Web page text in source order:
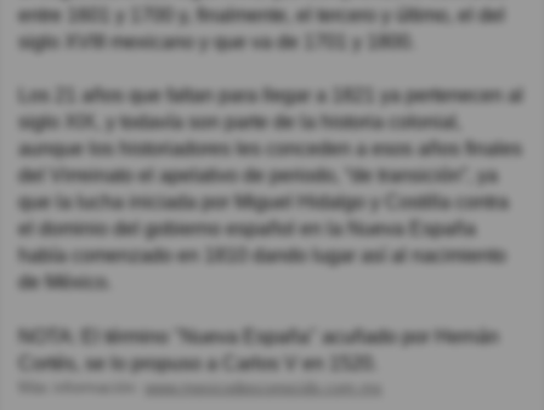
entre 1601 y 1700 y, finalmente, el tercero y último, el del
siglo XVIII mexicano y que va de 1701 y 1800.
Los 21 años que faltan para llegar a 1821 ya pertenecen al
siglo XIX, y todavía son parte de la historia colonial,
aunque los historiadores les conceden a esos años finales
del Virreinato el apelativo de periodo, “de transición”, ya
que la lucha iniciada por Miguel Hidalgo y Costilla contra
el dominio del gobierno español en la Nueva España
había comenzado en 1810 dando lugar así al nacimiento
de México.
NOTA: El término "Nueva España" acuñado por Hernán
Cortés, se lo propuso a Carlos V en 1520.
www.mexicodesconocido.com.mx